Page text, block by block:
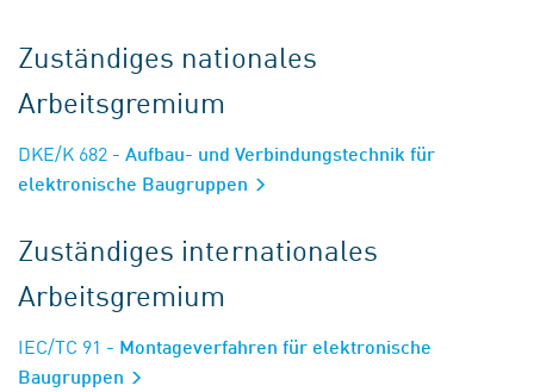
Zuständiges nationales
Arbeitsgremium
DKE/K 682 - Aufbau- und Verbindungstechnik für
elektronische Baugruppen
Zuständiges internationales
Arbeitsgremium
IEC/TC 91 - Montageverfahren für elektronische
Baugruppen